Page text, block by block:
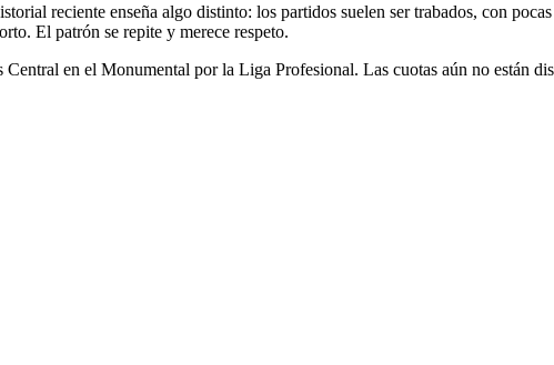
reciente enseña algo distinto: los partidos suelen ser trabados, con
El patrón se repite y merece respeto.
en el Monumental por la Liga Profesional. Las cuotas aún no están